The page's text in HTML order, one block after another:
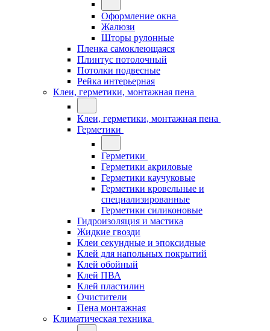
Оформление окна
Жалюзи
Шторы рулонные
Пленка самоклеющаяся
Плинтус потолочный
Потолки подвесные
Рейка интерьерная
Клеи, герметики, монтажная пена
Клеи, герметики, монтажная пена
Герметики
Герметики
Герметики акриловые
Герметики каучуковые
Герметики кровельные и
специализированные
Герметики силиконовые
Гидроизоляция и мастика
Жидкие гвозди
Клеи секундные и эпоксидные
Клей для напольных покрытий
Клей обойный
Клей ПВА
Клей пластилин
Очистители
Пена монтажная
Климатическая техника